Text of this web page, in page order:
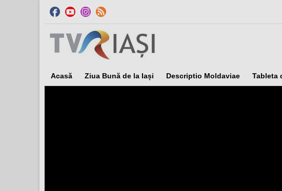
Acasă Ziua Bună de la Iași Descriptio Moldaviae Tableta